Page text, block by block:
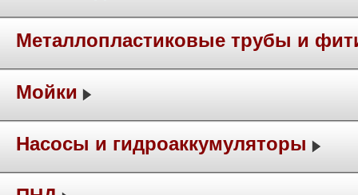
Металлопластиковые трубы и
Мойки
Насосы и гидроаккумуляторы